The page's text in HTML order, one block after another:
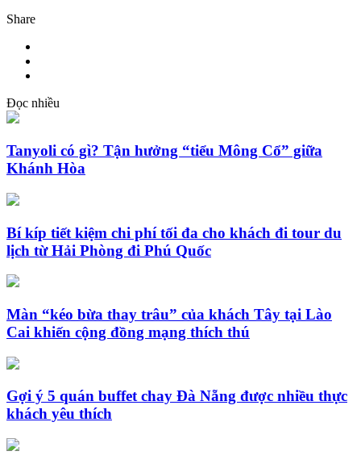
Share
Đọc nhiều
Tanyoli có gì? Tận hưởng “tiểu Mông Cổ” giữa
Khánh Hòa
Bí kíp tiết kiệm chi phí tối đa cho khách đi tour du
lịch từ Hải Phòng đi Phú Quốc
Màn “kéo bừa thay trâu” của khách Tây tại Lào
Cai khiến cộng đồng mạng thích thú
Gợi ý 5 quán buffet chay Đà Nẵng được nhiều thực
khách yêu thích